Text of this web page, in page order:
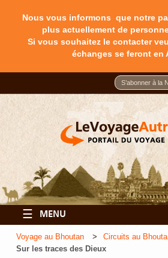
Nous vous informons que notre
plus actuellement de
Si vous souhaitez le contacter
échanges se feront en
☰ MENU
Voyage au Bhoutan
Circuits au
Sur les traces des Dieux